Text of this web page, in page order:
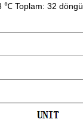
℃ Toplam: 32 döngü